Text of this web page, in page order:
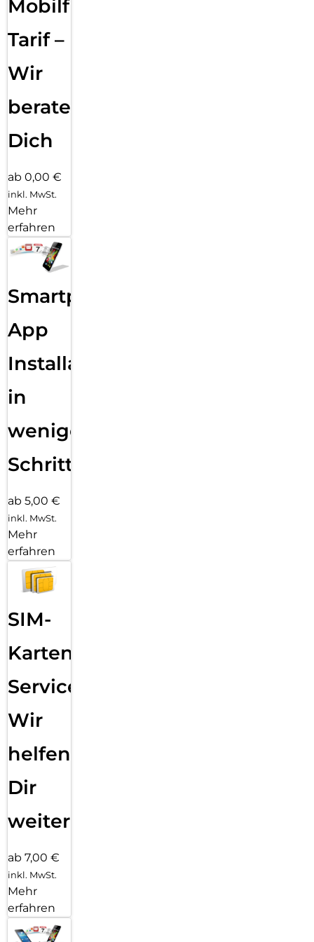
Hülle mit PanzerGlass PicturePerfect oder Hoops.
P.S. Und wie alle unsere Produkte wird auch Ceramic Schutz
Mobilfunk
Tarif –
Wir
beraten
Dich
ab 0,00 €
inkl. MwSt.
Mehr
erfahren
Smartphone
App
Installation
in
wenigen
Schritten
ab 5,00 €
inkl. MwSt.
Mehr
erfahren
SIM-
Karten
Service:
Wir
helfen
Dir
weiter
ab 7,00 €
inkl. MwSt.
Mehr
erfahren